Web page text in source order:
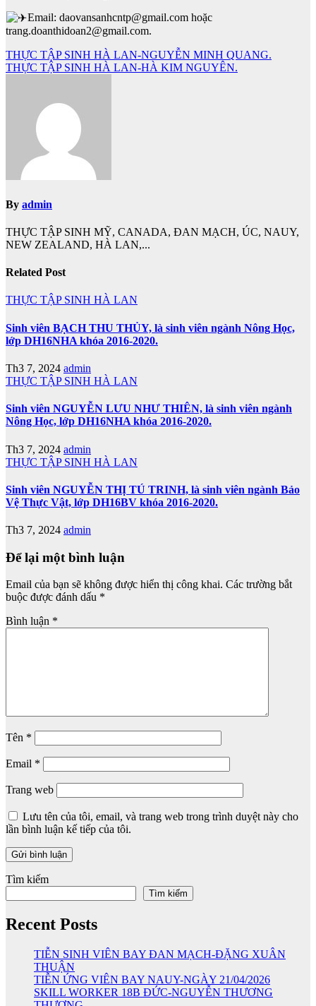
Email: daovansanhcntp@gmail.com hoặc
trang.doanthidoan2@gmail.com.
Điều
hướng
THỰC TẬP SINH HÀ LAN-NGUYỄN MINH QUANG.
THỰC TẬP SINH HÀ LAN-HÀ KIM NGUYÊN.
By admin
THỰC TẬP SINH MỸ, CANADA, ĐAN MẠCH, ÚC, NAUY,
NEW ZEALAND, HÀ LAN,...
Related Post
THỰC TẬP SINH HÀ LAN
Sinh viên BẠCH THU THỦY, là sinh viên ngành Nông Học,
lớp DH16NHA khóa 2016-2020.
Th3 7, 2024 admin
THỰC TẬP SINH HÀ LAN
Sinh viên NGUYỄN LƯU NHƯ THIÊN, là sinh viên ngành
Nông Học, lớp DH16NHA khóa 2016-2020.
Th3 7, 2024 admin
THỰC TẬP SINH HÀ LAN
Sinh viên NGUYỄN THỊ TÚ TRINH, là sinh viên ngành Bảo
Vệ Thực Vật, lớp DH16BV khóa 2016-2020.
Th3 7, 2024 admin
Để lại một bình luận
Email của bạn sẽ không được hiển thị công khai. Các trường bắt
buộc được đánh dấu *
Bình luận *
Tên *
Email *
Trang web
Lưu tên của tôi, email, và trang web trong trình duyệt này cho
lần bình luận kế tiếp của tôi.
Tìm kiếm
Tìm kiếm
Recent Posts
TIỄN SINH VIÊN BAY ĐAN MẠCH-ĐẶNG XUÂN
THUẬN
TIỄN ỨNG VIÊN BAY NAUY-NGÀY 21/04/2026
SKILL WORKER 18B ĐỨC-NGUYỄN THƯƠNG